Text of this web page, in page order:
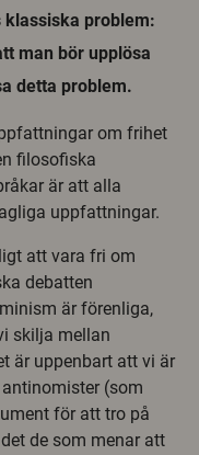
problem:
man bör upplösa
detta problem.
om frihet
filosofiska
är att alla
uppfattningar.
att vara fri om
debatten
är förenliga,
skilja mellan
är uppenbart att vi är
(som
för att tro på
de som menar att